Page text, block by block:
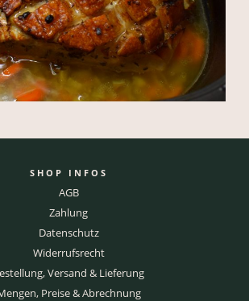
SHOP INFOS
AGB
Zahlung
Datenschutz
Widerrufsrecht
Versand & Lieferung
Preise & Abrechnung